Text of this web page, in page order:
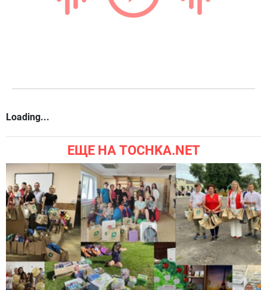
Loading...
ЕЩЕ НА TOCHKA.NET